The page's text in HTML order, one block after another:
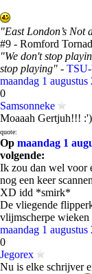
"East London’s Not
#9 - Romford
"We don't stop
stop playing" -
maandag 1
0
Samsonneke
Moaaah Gertjuh!!! :')
quote:
Op maandag 1
volgende:
Ik zou dan wel voor
nog een keer
XD idd *smirk*
De vliegende
vlijmscherpe wieken
maandag 1
0
Jegorex
Nu is elke schrijver